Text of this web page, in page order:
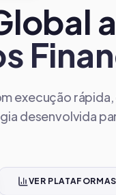
execução
desenvolvida
VER PLATAFORMAS